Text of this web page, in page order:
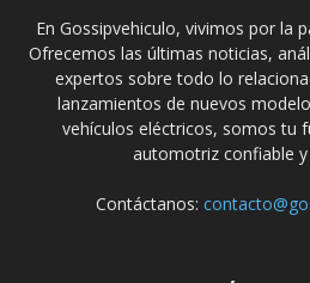
En Gossipvehiculo, vivimos por la
Ofrecemos las últimas noticias,
expertos sobre todo lo
lanzamientos de nuevos
vehículos eléctricos, somos tu
automotriz confiable y
Contáctanos: